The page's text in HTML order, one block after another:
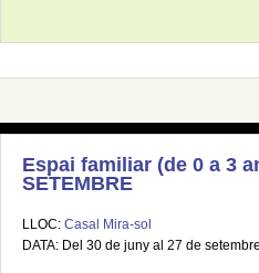
Espai familiar (de 0 a 3
SETEMBRE
LLOC: Casal Mira-sol
DATA: Del 30 de juny al 27 de